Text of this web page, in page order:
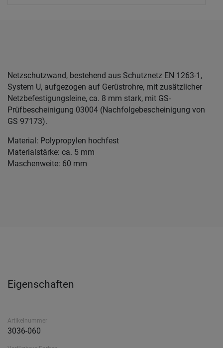
Netzschutzwand, bestehend aus Schutznetz EN 1263-1,
System U, aufgezogen auf Gerüstrohre, mit zusätzlicher
Netzbefestigungsleine, ca. 8 mm stark, mit GS-
Prüfbescheinigung 03004 (Nachfolgebescheinigung von
GS 97173).
Material: Polypropylen hochfest
Materialstärke: ca. 5 mm
Maschenweite: 60 mm
Eigenschaften
Artikelnummer
3036-060